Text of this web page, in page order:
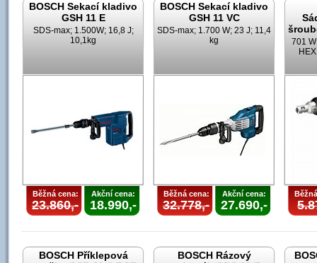
BOSCH Sekací kladivo
GSH 11 E
SDS-max; 1.500W; 16,8 J;
10,1kg
Běžná cena:
23.860,-
Akční cena:
18.990,-
BOSCH Sekací kladivo
GSH 11 VC
SDS-max; 1.700 W; 23 J; 11,4
kg
Běžná cena:
32.778,-
Akční cena:
27.690,-
701
BOSCH Příklepová
BOSCH Rázový